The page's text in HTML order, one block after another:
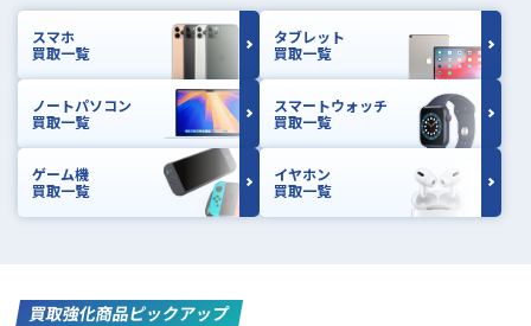
スマホ
買取一覧
タブレット
買取一覧
ノートパソコン
買取一覧
スマートウォッチ
買取一覧
ゲーム機
買取一覧
イヤホン
買取一覧
買取強化商品ピックアップ